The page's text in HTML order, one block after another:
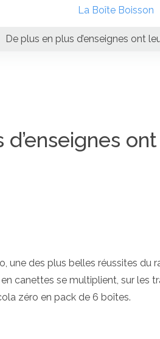
La Boîte Boisson
De plus en plus d’enseignes ont
d’enseignes
une des plus belles réussites du
canettes se multiplient, sur les
zéro en pack de 6 boîtes.